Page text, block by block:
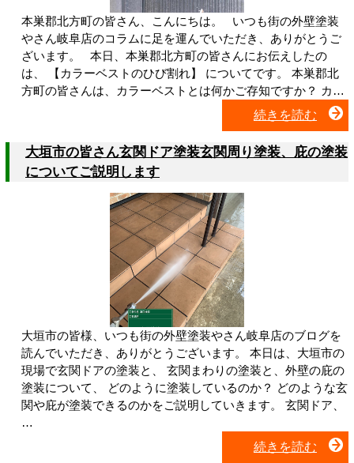
本巣郡北方町の皆さん、こんにちは。 いつも街の外壁塗装
やさん岐阜店のコラムに足を運んでいただき、ありがとうご
ざいます。 本日、本巣郡北方町の皆さんにお伝えしたの
は、 【カラーベストのひび割れ】 についてです。 本巣郡北
方町の皆さんは、カラーベストとは何かご存知ですか？ カ…
続きを読む
大垣市の皆さん玄関ドア塗装玄関周り塗装、庇の塗装
についてご説明します
大垣市の皆様、いつも街の外壁塗装やさん岐阜店のブログを
読んでいただき、ありがとうございます。 本日は、大垣市の
現場で玄関ドアの塗装と、 玄関まわりの塗装と、外壁の庇の
塗装について、 どのように塗装しているのか？ どのような玄
関や庇が塗装できるのかをご説明していきます。 玄関ドア、
…
続きを読む